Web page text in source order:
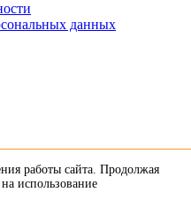
данных
работы сайта. Продолжая
использование